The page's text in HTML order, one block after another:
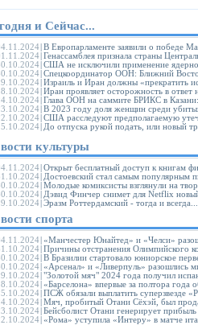
и Сейчас...
В Европарламенте заявили о победе
Генассамблея признала страны
США не исключили применение
Спецкоординатор ООН: Ближний
Израиль и Иран должны «прекратить
Иран проявляет осторожность в ответ
Глава ООН на саммите БРИКС в
В 2023 году доля женщин среди
США расследуют предполагаемую
До отпуска рукой подать, или новый
культуры
Открыт бесплатный доступ к книгам
Достоевский стал самым популярным
Молодые комиксисты взглянули на
Дэвид Финчер снимет для Netflix
Эразм Роттердамский - тогда и всегда...
спорта
«Манчестер Юнайтед» и «Челси»
Причины отстранения Олимпийского
В Бразилии стартовало юниорское
«Арсенал» и «Ливерпуль» разошлись
"Золотой мяч" 2024 года получил
«Барселона» впервые за полтора года
ПСЖ обязали выплатить суперзвезде
Мяч, пробитый Отани Сёхэй, был
Бейсболист Отани генерирует
«Рома» уступила «Интеру» в матче